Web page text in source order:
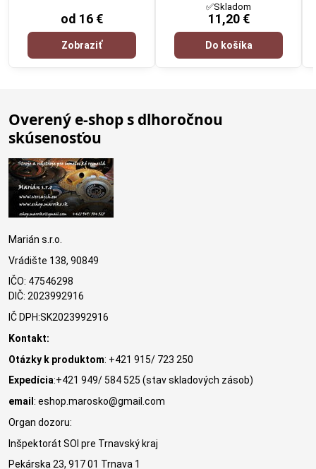
od 16 €
Zobraziť
✅Skladom
11,20 €
Do košíka
Overený e-shop s dlhoročnou
skúsenosťou
Marián s.r.o.
Vrádište 138, 90849
IČO: 47546298
DIČ: 2023992916
IČ DPH:SK2023992916
Kontakt:
Otázky k produktom: +421 915/ 723 250
Expedícia:+421 949/ 584 525 (stav skladových zásob)
email : eshop.marosko@gmail.com
Organ dozoru:
Inšpektorát SOI pre Trnavský kraj
Pekárska 23, 917 01 Trnava 1